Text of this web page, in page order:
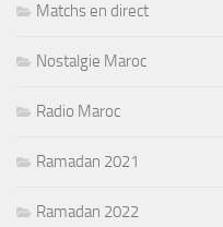
Matchs en direct
Nostalgie Maroc
Radio Maroc
Ramadan 2021
Ramadan 2022